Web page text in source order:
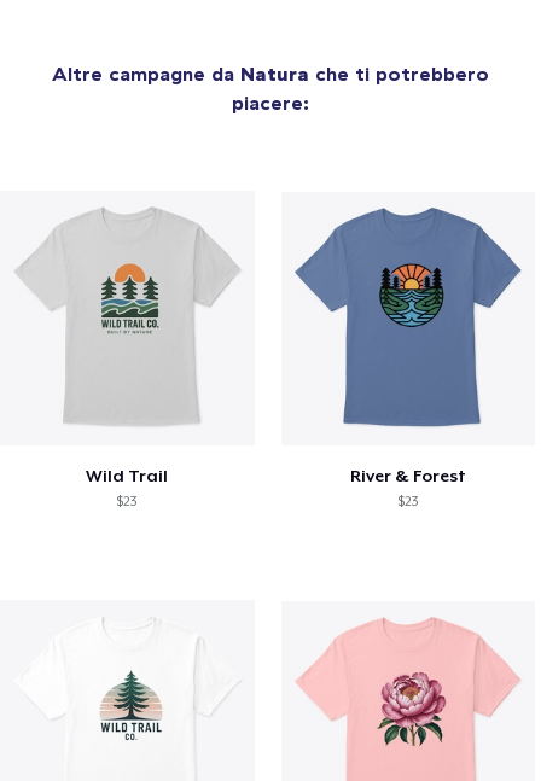
Altre campagne da Natura che ti potrebbero
piacere:
Wild Trail
$23
River & Forest
$23